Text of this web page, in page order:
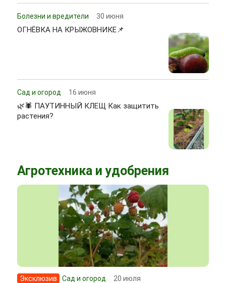
Болезни и вредители 30 июня
ОГНЁВКА НА КРЫЖОВНИКЕ📌
Сад и огород 16 июня
🌿🕷 ПАУТИННЫЙ КЛЕЩ Как защитить
растения?
Агротехника и удобрения
Эксклюзив Сад и огород 20 июля